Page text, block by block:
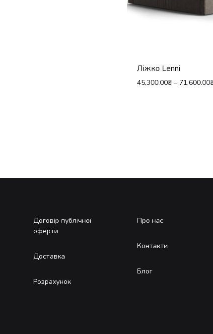
Ліжко Lenni
45,300.00₴ – 71,600.00
Договір публічної
оферти
Доставка
Розрахунок
Про нас
Контакти
Блог